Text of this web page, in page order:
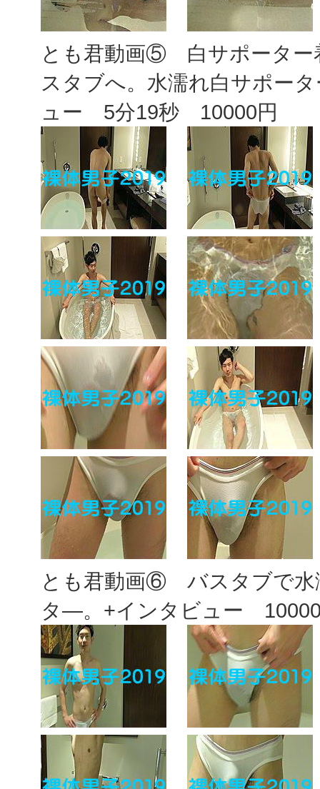
とも君動画⑤ 白サポーター
スタブへ。水濡れ白サポー
ュー 5分19秒 10000円
とも君動画⑥ バスタブで水
タ―。+インタビュー